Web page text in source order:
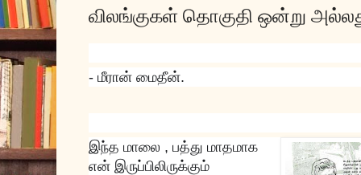
விலங்குகள் தொகுதி ஒன்று
- மீரான் மைதீன்.
இந்த மாலை , பத்து மாதமாக
என் இருப்பிலிருக்கும்